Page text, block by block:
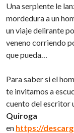
Una serpiente le
mordedura a un
un viaje delirante
veneno corriendo
que pueda…
Para saber si el
te invitamos a
cuento del escritor
Quiroga
en https://